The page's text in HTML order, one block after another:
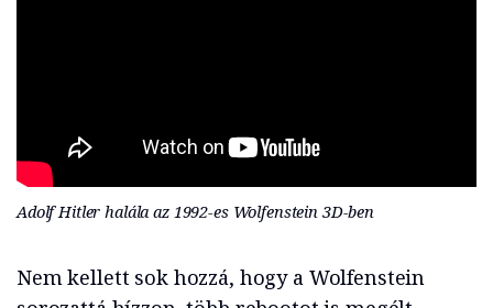
Adolf Hitler halála az 1992-es Wolfenstein 3D-ben
Nem kellett sok hozzá, hogy a Wolfenstein